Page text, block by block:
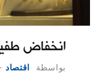
انخفاض
بواسطة اقتصاد